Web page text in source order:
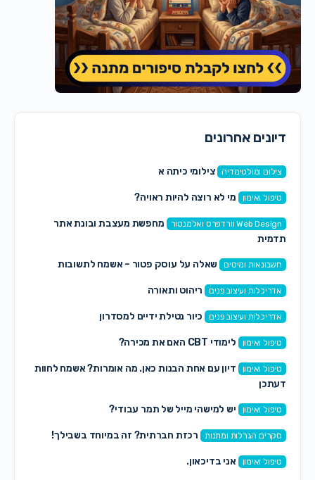
דיונים אחרונים
צילום ומולטימדיה צילומי כיתה א
טיפול ואימון מי לא רוצה להיות ראויה?
Web Design וורדפרס ואלמנטור
מחפשת מעצבת ובונת אתר
תדמית
חשבונאות ומיסים שאלה על עוסק פטור – אשמח לתשובות
אדריכלות ועיצוב פנים ריהוט ותאורה
אדריכלות ועיצוב פנים כיור נטילת ידיים למסדרון
טיפול ואימון לימודי CBT האם את מכירה?
טיפול ואימון
דיון עם אחת הבנות כאן. מה אומרות? אשמח לחוות
דעתכן
טיפול ואימון יש למישהי מייל של תמר עבודי?
סקרים הגרלות ומתנות רכזת חברתית? זה במיוחד בשבילך!
טיפול ואימון אני בדיכאון.